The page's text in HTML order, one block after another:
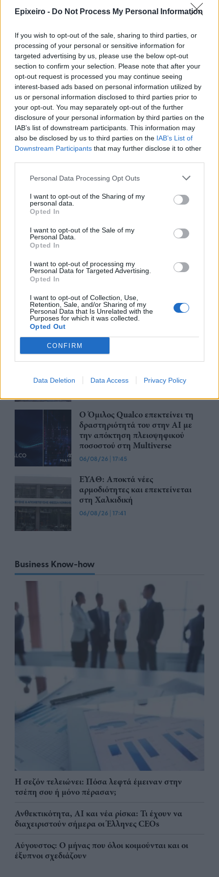
Epixeiro - Do Not Process My Personal Information
If you wish to opt-out of the sale, sharing to third parties, or
processing of your personal or sensitive information for
targeted advertising by us, please use the below opt-out
section to confirm your selection. Please note that after your
opt-out request is processed you may continue seeing
interest-based ads based on personal information utilized by
us or personal information disclosed to third parties prior to
your opt-out. You may separately opt-out of the further
disclosure of your personal information by third parties on the
IAB’s list of downstream participants. This information may
also be disclosed by us to third parties on the IAB’s List of
Downstream Participants that may further disclose it to other
Personal Data Processing Opt Outs
I want to opt-out of the Sharing of my
personal data.
Opted In
I want to opt-out of the Sale of my
Personal Data.
Opted In
I want to opt-out of processing my
Personal Data for Targeted Advertising.
Opted In
I want to opt-out of Collection, Use,
Retention, Sale, and/or Sharing of my
Personal Data that Is Unrelated with the
Purposes for which it was collected.
Opted Out
CONFIRM
Data Deletion Data Access Privacy Policy
50% του Sofia South Ring Mall με
τίμημα 49,35 εκατ. ευρώ
07/08/26|16:53
Ατρόμητος και Novibet
ανανεώνουν τη συνεργασία τους
μέχρι το 2028
07/08/26|15:48
Βραβευμένα κρασιά με την
υπογραφή της Lidl Ελλάς
07/08/26 15:29
και ισχυρό ανεκτέλεστο
συμβάσεων το πρώτο εξάμηνο
07/08/26|12:09
Εξαγοράζει την EasyJet έναντι 7,7
δισ. δολαρίων - Η δήλωση του Sir
Στέλιου Χατζηιωάννου
Σαμοθράκη: Σε λειτουργία η
πλατφόρμα myBusinessSupport
επιχειρήσεων
Ο Όμιλος Qualco επεκτείνει τη
δραστηριότητά του στην ΑΙ με
την απόκτηση πλειοψηφικού
ποσοστού στη Multiverse
06/08/26 | 17:45
ΕΥΑΘ: Αποκτά νέες
αρμοδιότητες και επεκτείνεται
στη Χαλκιδική
06/08/26 | 17:41
Business Know-how
Η σεζόν τελειώνει: Πόσα λεφτά έμειναν στην
τσέπη σου ή μόνο πέρασαν;
Ανθεκτικότητα, AI και νέα ρίσκα: Τι έχουν να
διαχειριστούν σήμερα οι Έλληνες CEOs
Αύγουστος: Ο μήνας που όλοι κοιμούνται και οι
έξυπνοι σχεδιάζουν